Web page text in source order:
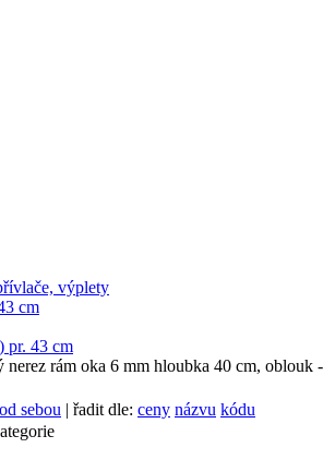
výplety
cm
pr. 43 cm
nerez rám oka 6 mm hloubka 40 cm, oblouk -
sebou | řadit dle: ceny názvu kódu